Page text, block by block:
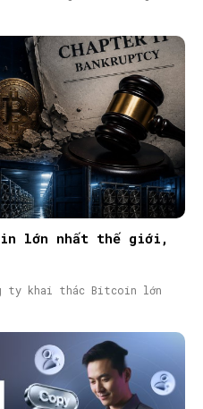
lớn nhất thế giới,
ty khai thác Bitcoin lớn